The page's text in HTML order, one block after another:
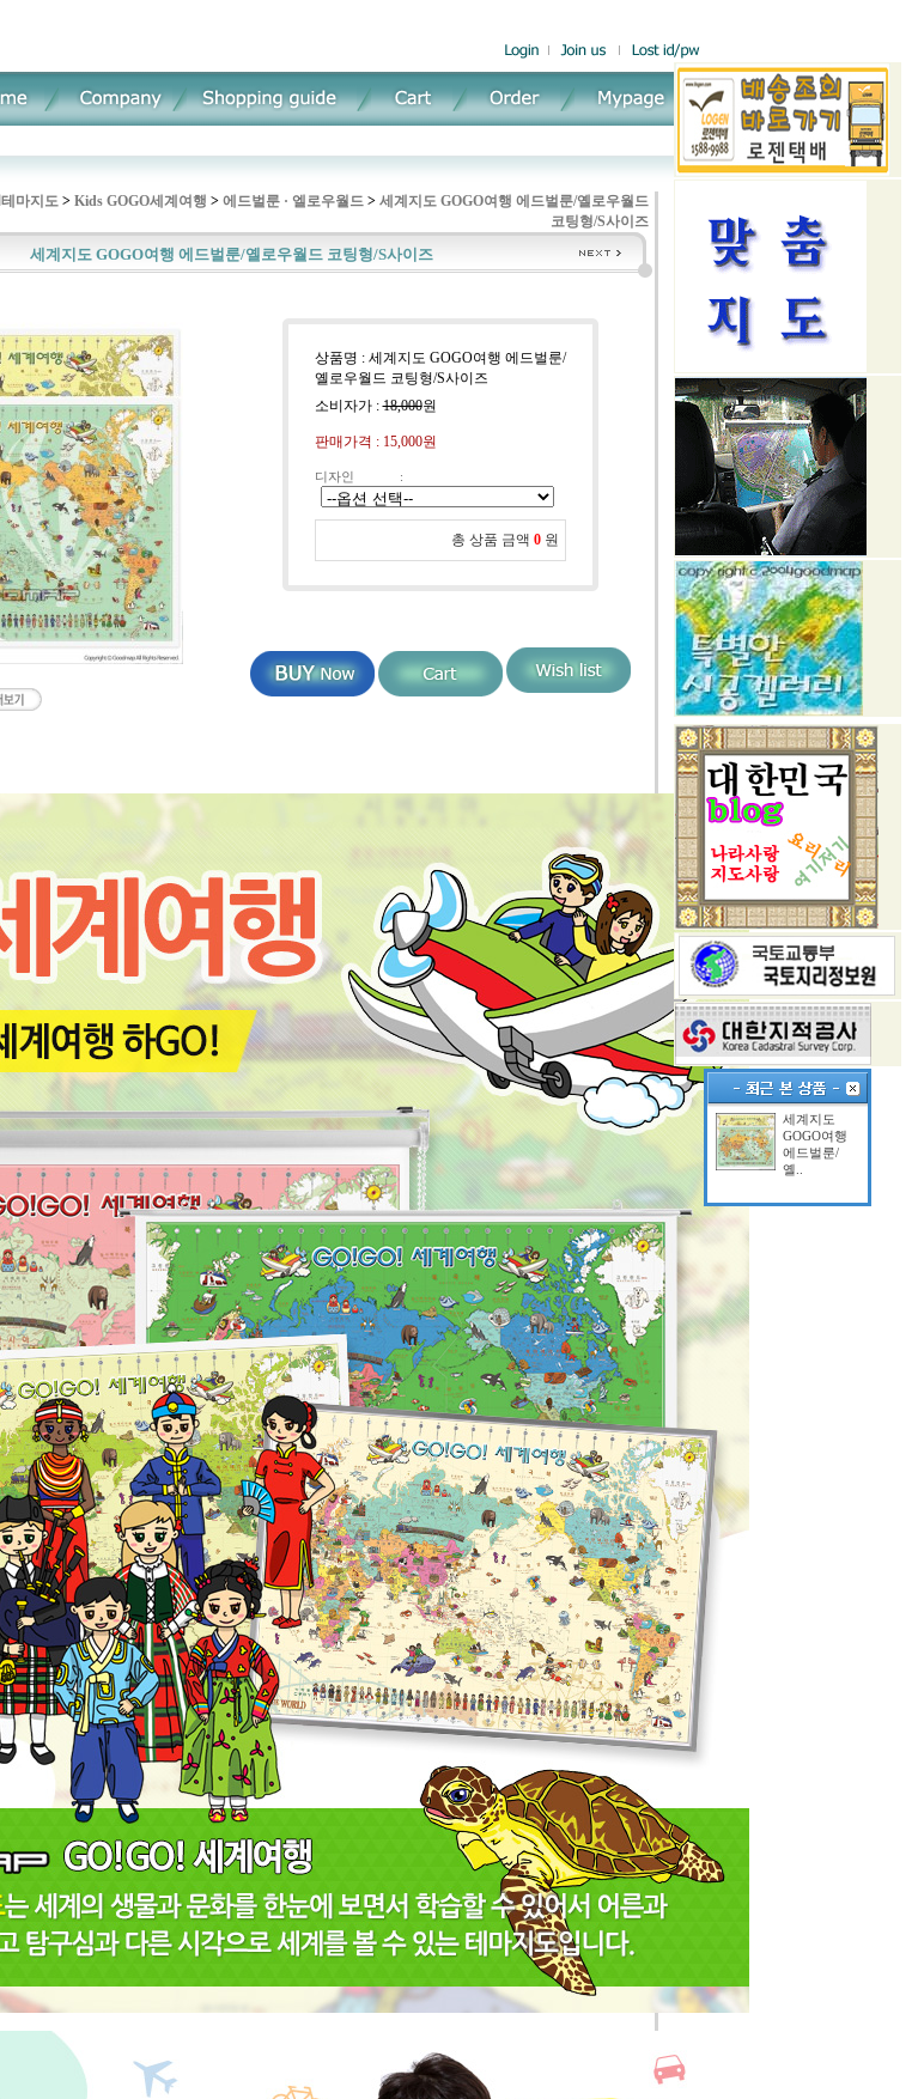
테마지도 > Kids GOGO세계여행 > 에드벌룬 · 엘로우월드 > 세계지도 GOGO여행 에드벌룬/옐로우월드
코팅형/S사이즈
세계지도 GOGO여행 에드벌룬/옐로우월드 코팅형/S사이즈
상품명 : 세계지도 GOGO여행 에드벌룬/
옐로우월드 코팅형/S사이즈
소비자가 :18,000원
판매가격 : 15,000원
디자인 :
총 상품 금액 0 원
세계지도
GOGO여행
에드벌룬/
옐..